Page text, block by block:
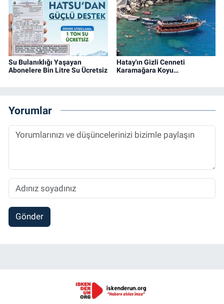
Su Bulanıklığı Yaşayan
Abonelere Bin Litre Su Ücretsiz
Hatay'ın Gizli Cenneti
Karamağara Koyu…
Yorumlar
Gönder